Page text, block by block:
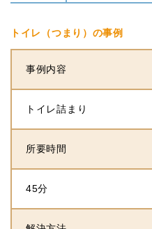
トイレ（つまり）の事例
事例内容
トイレ詰まり
所要時間
45分